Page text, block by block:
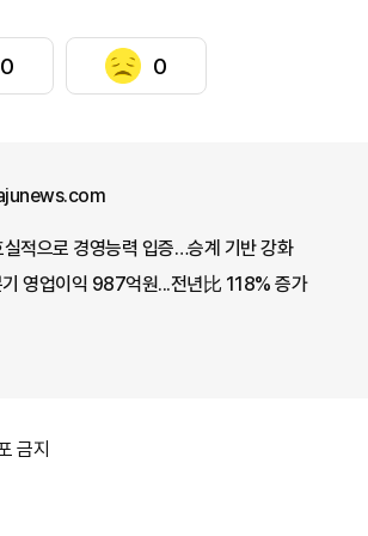
0 0
적으로 경영능력 입증…승계 기반 강화
영업이익 987억원...전년比 118% 증가
금지